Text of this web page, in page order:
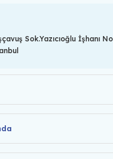
Sok.Yazıcıoğlu İşhanı